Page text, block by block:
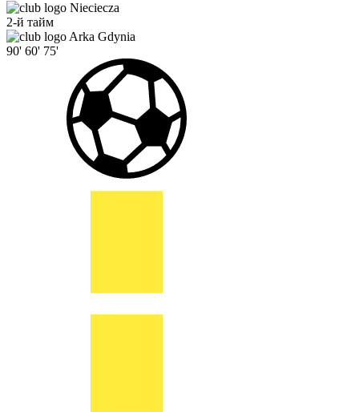
Nieciecza
2-й тайм
Arka Gdynia
90' 60' 75'